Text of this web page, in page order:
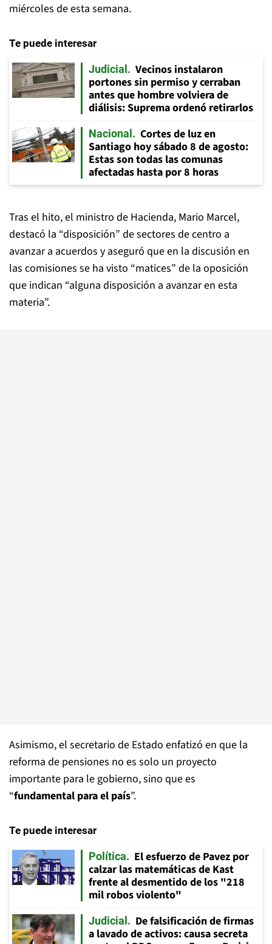
miércoles de esta semana.
Te puede interesar
Judicial
Vecinos instalaron
portones sin permiso y cerraban
antes que hombre volviera de
diálisis: Suprema ordenó retirarlos
Nacional
Cortes de luz en
Santiago hoy sábado 8 de agosto:
Estas son todas las comunas
afectadas hasta por 8 horas
Tras el hito, el ministro de Hacienda, Mario Marcel,
destacó la “disposición” de sectores de centro a
avanzar a acuerdos y aseguró que en la discusión en
las comisiones se ha visto “matices” de la oposición
que indican “alguna disposición a avanzar en esta
materia”.
Asimismo, el secretario de Estado enfatizó en que la
reforma de pensiones no es solo un proyecto
importante para le gobierno, sino que es
“fundamental para el país”.
Te puede interesar
Política
El esfuerzo de Pavez por
calzar las matemáticas de Kast
frente al desmentido de los "218
mil robos violento"
Judicial
De falsificación de firmas
a lavado de activos: causa secreta